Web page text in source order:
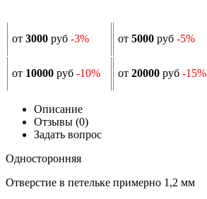
от 3000 руб -3% от 5000 руб -5%
от 10000 руб -10% от 20000 руб -15%
Описание
Отзывы (0)
Задать вопрос
Односторонняя
Отверстие в петельке примерно 1,2 мм